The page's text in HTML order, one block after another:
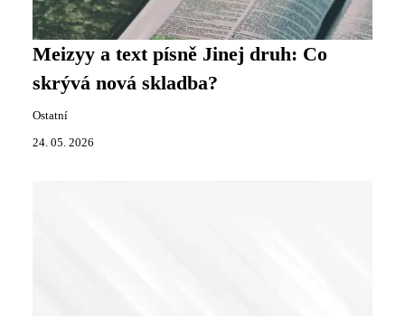
Meizyy a text písně Jinej druh: Co
skrývá nová skladba?
Ostatní
24. 05. 2026